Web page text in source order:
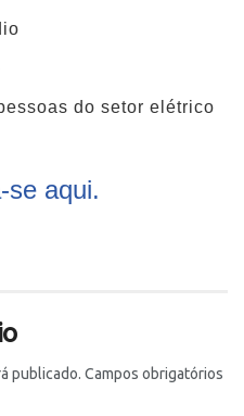
do setor elétrico
se aqui.
publicado. Campos obrigatórios